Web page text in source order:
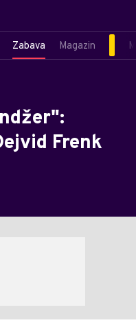
Zabava Magazin
Frenk